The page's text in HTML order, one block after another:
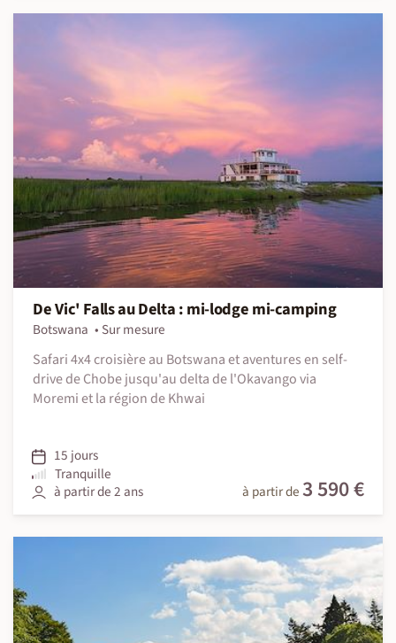
De Vic' Falls au Delta : mi-lodge mi-camping
Botswana
Sur mesure
Safari 4x4 croisière au Botswana et aventures en self-
drive de Chobe jusqu'au delta de l'Okavango via
Moremi et la région de Khwai
15 jours
Tranquille
à partir de 2 ans
à partir de 3 590 €